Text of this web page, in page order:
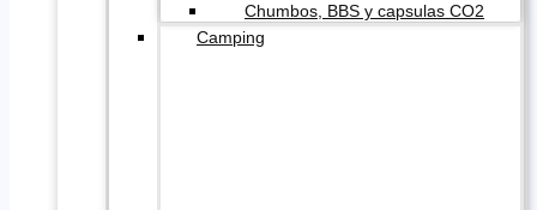
Chumbos, BBS y capsulas CO2
Camping